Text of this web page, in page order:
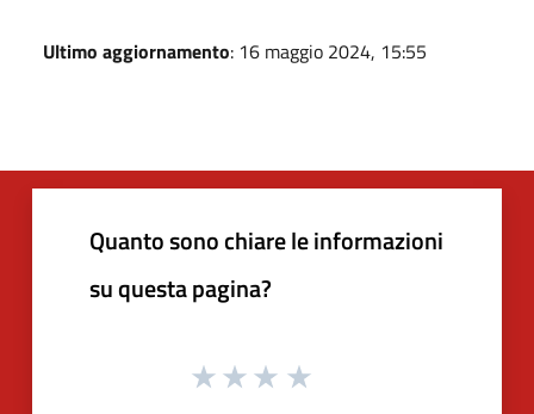
Ultimo aggiornamento: 16 maggio 2024, 15:55
Quanto sono chiare le informazioni
su questa pagina?